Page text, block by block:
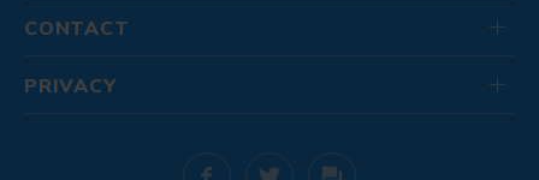
CONTACT
PRIVACY